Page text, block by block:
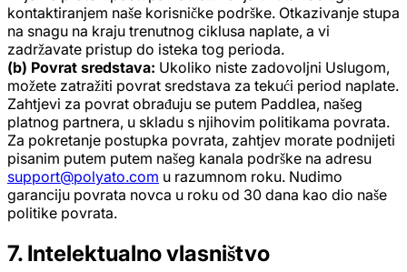
kontaktiranjem naše korisničke podrške. Otkazivanje stupa
na snagu na kraju trenutnog ciklusa naplate, a vi
zadržavate pristup do isteka tog perioda.
(b) Povrat sredstava: Ukoliko niste zadovoljni Uslugom,
možete zatražiti povrat sredstava za tekući period naplate.
Zahtjevi za povrat obrađuju se putem Paddlea, našeg
platnog partnera, u skladu s njihovim politikama povrata.
Za pokretanje postupka povrata, zahtjev morate podnijeti
pisanim putem putem našeg kanala podrške na adresu
support@polyato.com u razumnom roku. Nudimo
garanciju povrata novca u roku od 30 dana kao dio naše
politike povrata.
7. Intelektualno vlasništvo